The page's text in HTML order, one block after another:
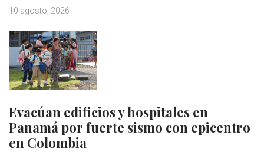
10 agosto, 2026
Evacúan edificios y hospitales en
Panamá por fuerte sismo con epicentro
en Colombia